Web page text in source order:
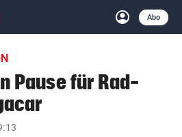
account_circle
Anmelden
Abo
close Schließen
Pause für Rad-